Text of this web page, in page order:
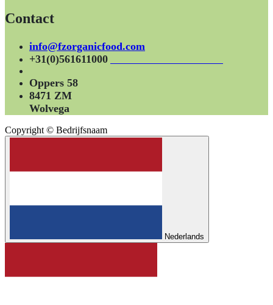
Contact
info@fzorganicfood.com
+31(0)561611000
Oppers 58
8471 ZM
Wolvega
Copyright © Bedrijfsnaam
Nederlands